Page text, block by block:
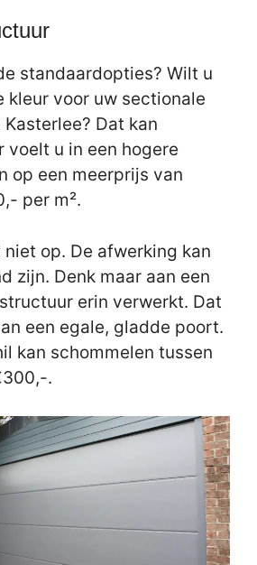
standaardopties? Wilt u
kleur voor uw sectionale
Dat kan
voelt u in een hogere
op een meerprijs van
per m².
op. De afwerking kan
zijn. Denk maar aan een
erin verwerkt. Dat
een egale, gladde poort.
kan schommelen tussen
.